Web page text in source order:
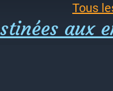
Tous
aux